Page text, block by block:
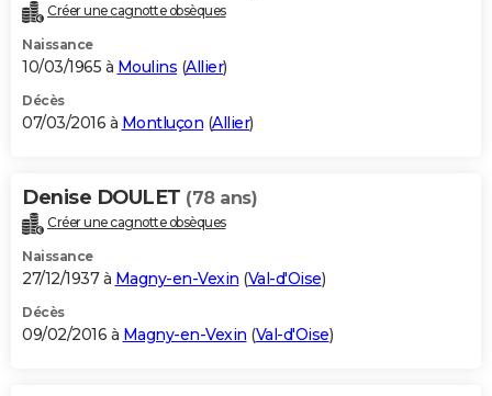
Créer une cagnotte obsèques
Naissance
10/03/1965 à Moulins (Allier)
Décès
07/03/2016 à Montluçon (Allier)
Denise DOULET (78 ans)
Créer une cagnotte obsèques
Naissance
27/12/1937 à Magny-en-Vexin (Val-d'Oise)
Décès
09/02/2016 à Magny-en-Vexin (Val-d'Oise)